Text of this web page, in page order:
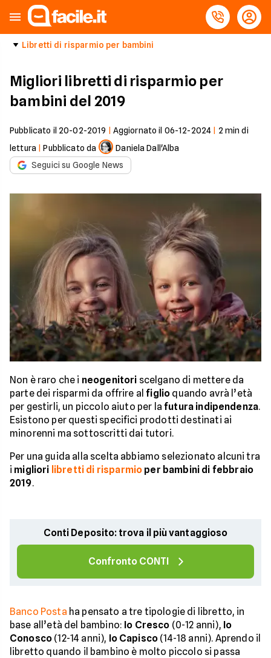
Libretti di risparmio per bambini
Migliori libretti di risparmio per
bambini del 2019
Pubblicato il 20-02-2019 Aggiornato il 06-12-2024 2 min di
lettura |Pubblicato da
Daniela Dall'Alba
Seguici su Google News
Non è raro che i neogenitori scelgano di mettere da
parte dei risparmi da offrire alfiglio quando avrà l’età
per gestirli, un piccolo aiuto per lafutura indipendenza.
Esistono per questi specifici prodotti destinati ai
minorenni ma sottoscritti dai tutori.
Per una guida alla scelta abbiamo selezionato alcuni tra
i migliori libretti di risparmio per bambini di febbraio
2019.
Conti Deposito: trova il più vantaggioso
Confronto CONTI
Banco Posta ha pensato a tre tipologie di libretto, in
base all’età del bambino: Io Cresco (0-12 anni), Io
Conosco (12-14 anni), Io Capisco (14-18 anni). Aprendo il
libretto quando il bambino è molto piccolo si passa